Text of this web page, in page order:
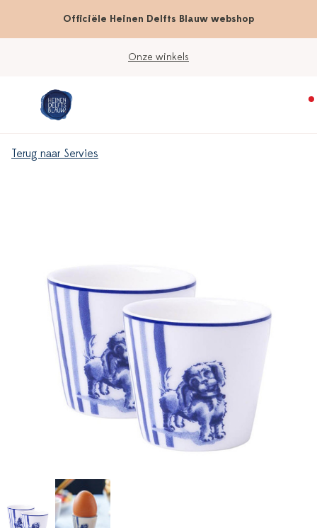
Officiële Heinen Delfts Blauw webshop
Onze winkels
Terug naar Servies